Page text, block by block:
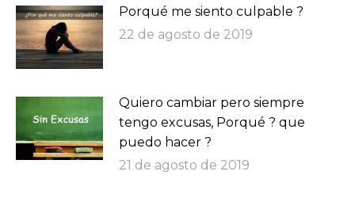
Porqué me siento culpable ?
22 de agosto de 2019
Quiero cambiar pero siempre
tengo excusas, Porqué ? que
puedo hacer ?
21 de agosto de 2019